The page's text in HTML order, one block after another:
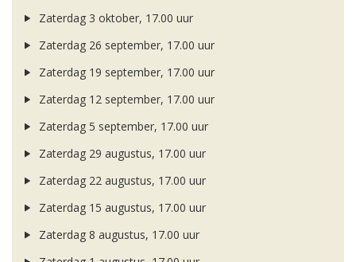
Zaterdag 3 oktober, 17.00 uur
Zaterdag 26 september, 17.00 uur
Zaterdag 19 september, 17.00 uur
Zaterdag 12 september, 17.00 uur
Zaterdag 5 september, 17.00 uur
Zaterdag 29 augustus, 17.00 uur
Zaterdag 22 augustus, 17.00 uur
Zaterdag 15 augustus, 17.00 uur
Zaterdag 8 augustus, 17.00 uur